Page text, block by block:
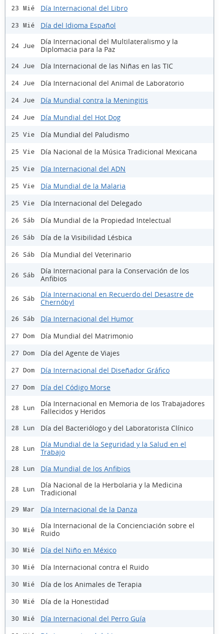
23 Mié Día Internacional del Libro
23 Mié Día del Idioma Español
24 Jue
Día Internacional del Multilateralismo y la
Diplomacia para la Paz
24 Jue Día Internacional de las Niñas en las TIC
24 Jue Día Internacional del Animal de Laboratorio
24 Jue Día Mundial contra la Meningitis
24 Jue Día Mundial del Hot Dog
25 Vie Día Mundial del Paludismo
25 Vie Día Nacional de la Música Tradicional Mexicana
25 Vie Día Internacional del ADN
25 Vie Día Mundial de la Malaria
25 Vie Día Internacional del Delegado
26 Sáb Día Mundial de la Propiedad Intelectual
26 Sáb Día de la Visibilidad Lésbica
26 Sáb Día Mundial del Veterinario
26 Sáb
Día Internacional para la Conservación de los
Anfibios
26 Sáb
Día Internacional en Recuerdo del Desastre de
Chernóbyl
26 Sáb Día Internacional del Humor
27 Dom Día Mundial del Matrimonio
27 Dom Día del Agente de Viajes
27 Dom Día Internacional del Diseñador Gráfico
27 Dom Día del Código Morse
28 Lun
Día Internacional en Memoria de los Trabajadores
Fallecidos y Heridos
28 Lun Día del Bacteriólogo y del Laboratorista Clínico
28 Lun
Día Mundial de la Seguridad y la Salud en el
Trabajo
28 Lun Día Mundial de los Anfibios
28 Lun
Día Nacional de la Herbolaria y la Medicina
Tradicional
29 Mar Día Internacional de la Danza
30 Mié
Día Internacional de la Concienciación sobre el
Ruido
30 Mié Día del Niño en México
30 Mié Día Internacional contra el Ruido
30 Mié Día de los Animales de Terapia
30 Mié Día de la Honestidad
30 Mié Día Internacional del Perro Guía